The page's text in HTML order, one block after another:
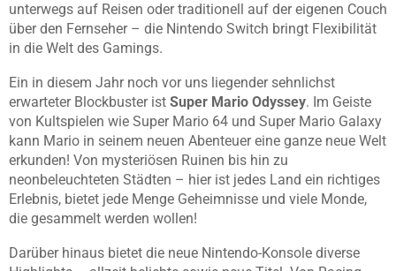
unterwegs auf Reisen oder traditionell auf der eigenen Couch
über den Fernseher – die Nintendo Switch bringt Flexibilität
in die Welt des Gamings.
Ein in diesem Jahr noch vor uns liegender sehnlichst
erwarteter Blockbuster ist Super Mario Odyssey. Im Geiste
von Kultspielen wie Super Mario 64 und Super Mario Galaxy
kann Mario in seinem neuen Abenteuer eine ganze neue Welt
erkunden! Von mysteriösen Ruinen bis hin zu
neonbeleuchteten Städten – hier ist jedes Land ein richtiges
Erlebnis, bietet jede Menge Geheimnisse und viele Monde,
die gesammelt werden wollen!
Darüber hinaus bietet die neue Nintendo-Konsole diverse